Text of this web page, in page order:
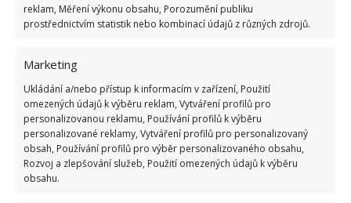
reklam, Měření výkonu obsahu, Porozumění publiku
prostřednictvím statistik nebo kombinací údajů z různých zdrojů.
Marketing
Ukládání a/nebo přístup k informacím v zařízení, Použití
omezených údajů k výběru reklam, Vytváření profilů pro
personalizovanou reklamu, Používání profilů k výběru
personalizované reklamy, Vytváření profilů pro personalizovaný
obsah, Používání profilů pro výběr personalizovaného obsahu,
Rozvoj a zlepšování služeb, Použití omezených údajů k výběru
obsahu.
NEBEZPEČÍ PES SVÍČKY VÁNOCE